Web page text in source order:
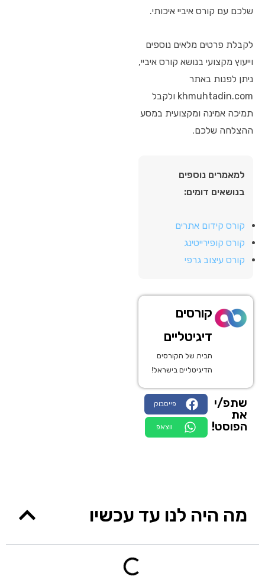
שלכם עם קורס איביי איכותי.
לקבלת פרטים מלאים נוספים
וייעוץ מקצועי בנושא קורס איביי,
ניתן לפנות באתר
khmuhtadin.com ולקבל
תמיכה אמינה ומקצועית במסע
ההצלחה שלכם.
למאמרים נוספים
בנושאים דומים:
קורס קידום אתרים
קורס קופירייטינג
קורס עיצוב גרפי
קורסים
דיגיטליים
הבית של הקורסים
הדיגיטליים בישראל!
שתפ/י
את
הפוסט!
פייסבוק
ווצאפ
מה היה לנו עד עכשיו